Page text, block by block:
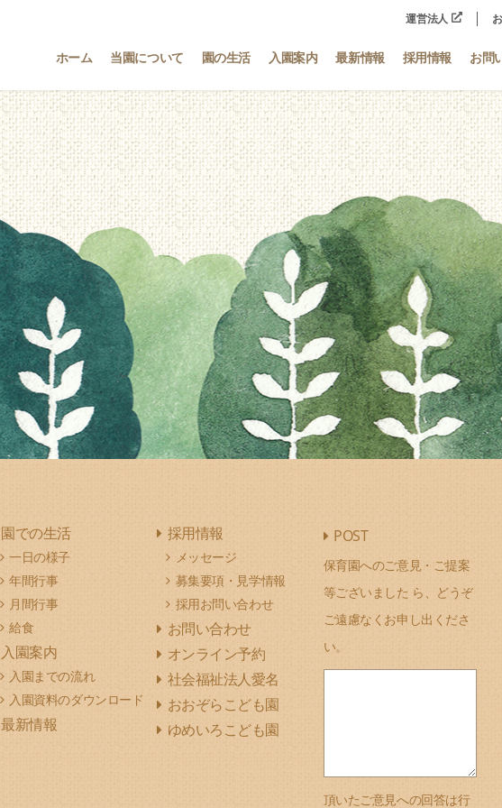
運営法人
ホーム 当園について 園の生活 入園案内 最新情報 採用情報 お問
園での生活
一日の様子
年間行事
月間行事
給食
入園案内
入園までの流れ
入園資料のダウンロード
最新情報
採用情報
メッセージ
募集要項・見学情報
採用お問い合わせ
お問い合わせ
オンライン予約
社会福祉法人愛名
おおぞらこども園
ゆめいろこども園
POST
保育園へのご意見・ご提案
等ございました ら、どうぞ
ご遠慮なくお申し出くださ
い。
頂いたご意見への回答は行